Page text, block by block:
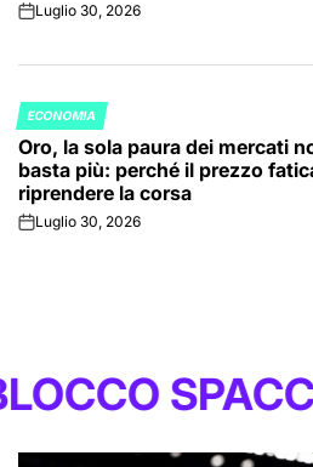
onLuglio 30, 2026
POSTED
IN
ECONOMIA
Oro, la sola paura dei mercati
basta più: perché il prezzo
riprendere la corsa
onLuglio 30, 2026